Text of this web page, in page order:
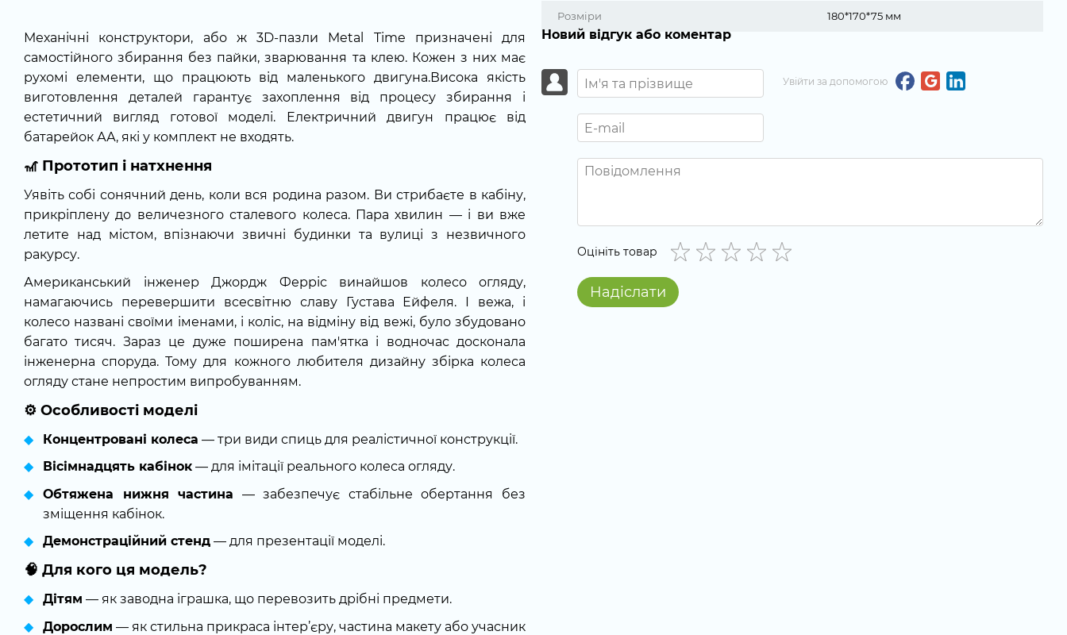
Механічні конструктори, або ж 3D-пазли Metal Time призначені для
самостійного збирання без пайки, зварювання та клею. Кожен з них має
рухомі елементи, що працюють від маленького двигуна.Висока якість
виготовлення деталей гарантує захоплення від процесу збирання і
естетичний вигляд готової моделі. Електричний двигун працює від
батарейок АА, які у комплект не входять.
🎢 Прототип і натхнення
Уявіть собі сонячний день, коли вся родина разом. Ви стрибаєте в кабіну,
прикріплену до величезного сталевого колеса. Пара хвилин — і ви вже
летите над містом, впізнаючи звичні будинки та вулиці з незвичного
ракурсу.
Американський інженер Джордж Ферріс винайшов колесо огляду,
намагаючись перевершити всесвітню славу Густава Ейфеля. І вежа, і
колесо названі своїми іменами, і коліс, на відміну від вежі, було збудовано
багато тисяч. Зараз це дуже поширена пам'ятка і водночас досконала
інженерна споруда. Тому для кожного любителя дизайну збірка колеса
огляду стане непростим випробуванням.
⚙️ Особливості моделі
Концентровані колеса — три види спиць для реалістичної конструкції.
Вісімнадцять кабінок — для імітації реального колеса огляду.
Обтяжена нижня частина — забезпечує стабільне обертання без
зміщення кабінок.
Демонстраційний стенд — для презентації моделі.
🧠 Для кого ця модель?
Дітям — як заводна іграшка, що перевозить дрібні предмети.
Дорослим — як стильна прикраса інтер’єру, частина макету або учасник
Розміри 180*170*75 мм
Новий відгук або коментар
Увійти за допомогою
Оцініть товар
Надіслати